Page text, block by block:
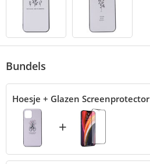
Bundels
Hoesje + Glazen Screenprotector
+